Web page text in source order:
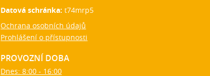
Datová schránka:t74mrp5
Ochrana osobních údajů
Prohlášení o přístupnosti
PROVOZNÍ DOBA
Dnes: 8:00 - 16:00